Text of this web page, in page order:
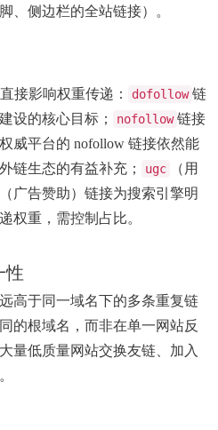
、侧边栏的全站链接）。
接影响权重传递： dofollow 链
设的核心目标；
nofollow 链接
威平台的 nofollow 链接依然能
链生态的有益补充；
ugc
（用
（广告赞助）链接为搜索引擎明
权重，需控制占比。
性
高于同一域名下的多条重复链
的根域名，而非在单一网站反
量低质量网站交换友链、加入